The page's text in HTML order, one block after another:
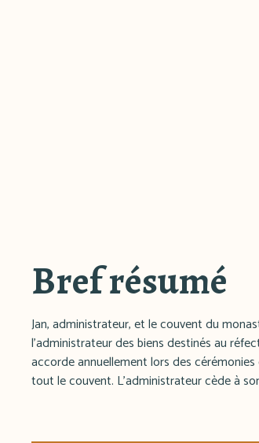
Bref résumé
Jan, administrateur, et le couvent du
l'administrateur des biens destinés au
accorde annuellement lors des
tout le couvent. L'administrateur cède à